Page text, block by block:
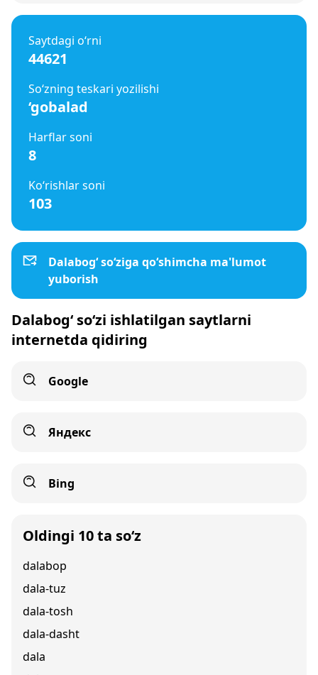
Saytdagi o‘rni
44621
So‘zning teskari yozilishi
‘gobalad
Harflar soni
8
Ko‘rishlar soni
103
Dalabog‘ so‘ziga qo‘shimcha ma'lumot
yuborish
Dalabog‘ so‘zi ishlatilgan saytlarni
internetda qidiring
Google
Яндекс
Bing
Oldingi 10 ta so‘z
dalabop
dala-tuz
dala-tosh
dala-dasht
dala